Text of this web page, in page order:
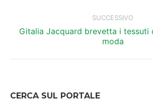
SUCCESSIVO
Prossimo
post:
Gitalia Jacquard brevetta i tessuti
moda
CERCA SUL PORTALE